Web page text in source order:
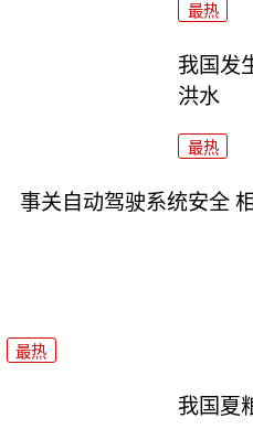
最热
我国发
洪水
最热
事关自动驾驶系统安全
最热
我国夏